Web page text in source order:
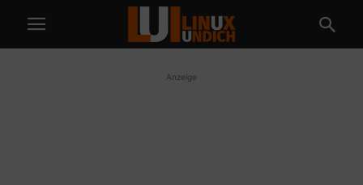
Anzeige